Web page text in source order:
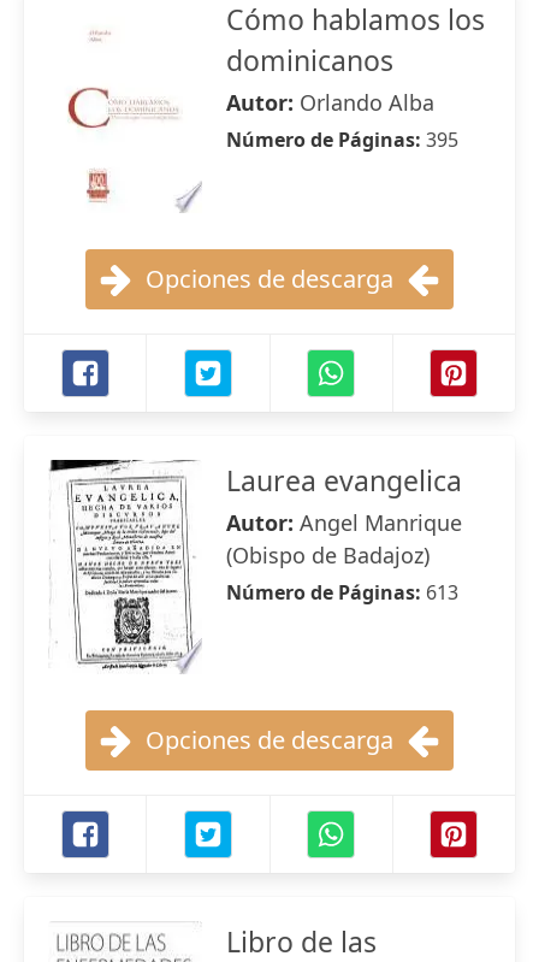
Cómo hablamos los
dominicanos
Autor: Orlando Alba
Número de Páginas: 395
Opciones de descarga
Laurea evangelica
Autor: Angel Manrique
(Obispo de Badajoz)
Número de Páginas: 613
Opciones de descarga
Libro de las